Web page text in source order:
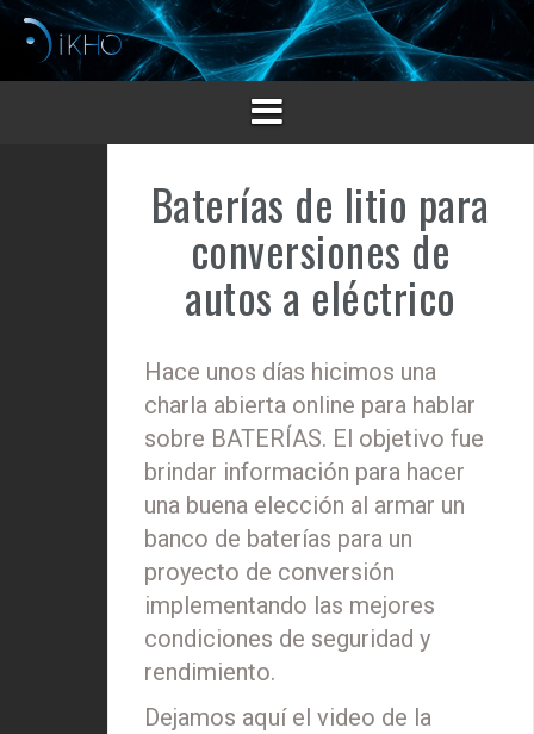
Saltar
contenido
Baterías de litio para
conversiones de
autos a eléctrico
Hace unos días hicimos una
charla abierta online para hablar
sobre BATERÍAS. El objetivo fue
brindar información para hacer
una buena elección al armar un
banco de baterías para un
proyecto de conversión
implementando las mejores
condiciones de seguridad y
rendimiento.
Dejamos aquí el video de la